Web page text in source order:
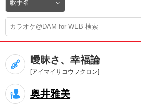
DAM★とも録音
カラオケ＠DAM
ユーザー検索
キャンペーン
曖昧さ、幸福論
[アイマイサコウフクロン]
奥井雅美